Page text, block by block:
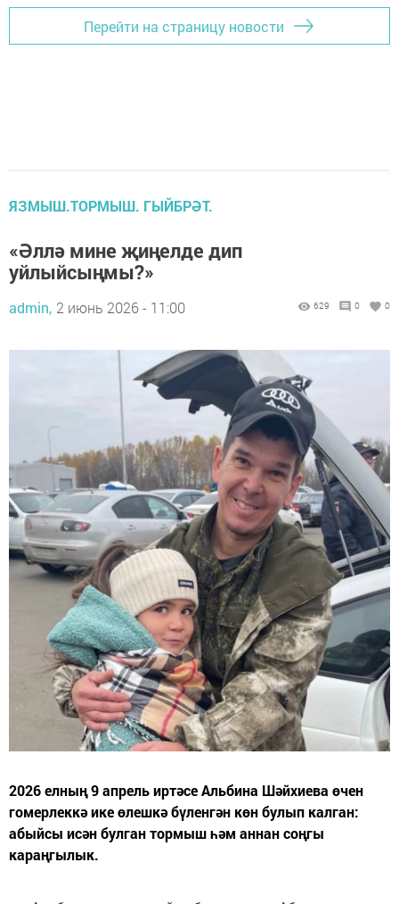
Перейти на страницу новости
ЯЗМЫШ.ТОРМЫШ. ГЫЙБРӘТ.
«Әллә мине җиңелде дип
уйлыйсыңмы?»
admin, 2 июнь 2026 - 11:00 629 0 0
2026 елның 9 апрель иртәсе Альбина Шәйхиева өчен
гомерлеккә ике өлешкә бүленгән көн булып калган:
абыйсы исән булган тормыш һәм аннан соңгы
караңгылык.